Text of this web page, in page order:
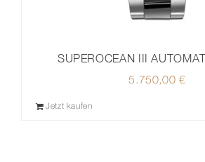
SUPEROCEAN III
5.750,00€
Jetzt kaufen